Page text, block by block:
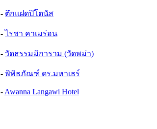
- ตึกแฝดปิโตนัส
-ไรชา คาเมร่อน
- วัดธรรมมิการาม (วัดพม่า)
- พิพิธภัณฑ์ ดร.มหาเธร์
- Awanna Langawi Hotel